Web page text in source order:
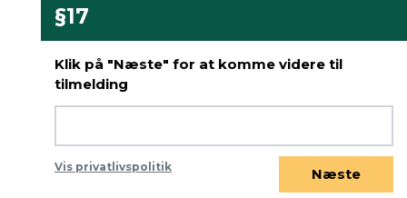
§17
Klik på "Næste" for at komme videre til
tilmelding
Vis privatlivspolitik